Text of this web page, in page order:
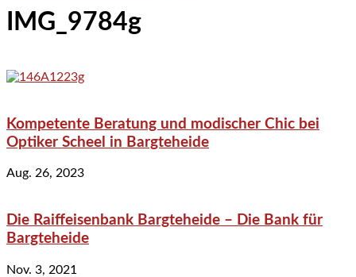
IMG_9784g
Kompetente Beratung und modischer Chic bei
Optiker Scheel in Bargteheide
Aug. 26, 2023
Die Raiffeisenbank Bargteheide – Die Bank für
Bargteheide
Nov. 3, 2021